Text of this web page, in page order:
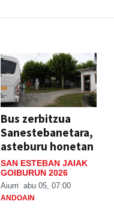
Bus zerbitzua
Sanestebanetara,
asteburu honetan
SAN ESTEBAN JAIAK
GOIBURUN 2026
Aiurri abu 05, 07:00
ANDOAIN